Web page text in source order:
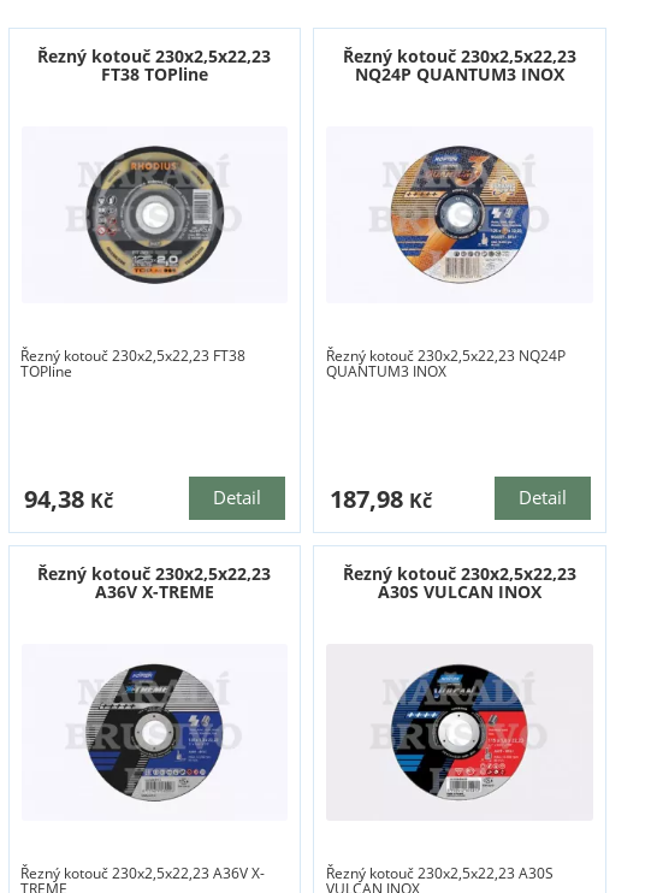
Řezný kotouč 230x2,5x22,23
FT38 TOPline
Řezný kotouč 230x2,5x22,23 FT38
TOPline
Detail
94,38 Kč
Řezný kotouč 230x2,5x22,23
NQ24P QUANTUM3 INOX
Řezný kotouč 230x2,5x22,23 NQ24P
QUANTUM3 INOX
Detail
187,98 Kč
Řezný kotouč 230x2,5x22,23
A36V X-TREME
Řezný kotouč 230x2,5x22,23 A36V X-
TREME
Řezný kotouč 230x2,5x22,23
A30S VULCAN INOX
Řezný kotouč 230x2,5x22,23 A30S
VULCAN INOX